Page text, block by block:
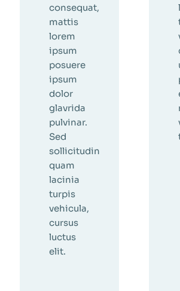
consequat,
mattis
lorem
ipsum
posuere
ipsum
dolor
glavrida
pulvinar.
Sed
sollicitudin
quam
lacinia
turpis
vehicula,
cursus
luctus
elit.